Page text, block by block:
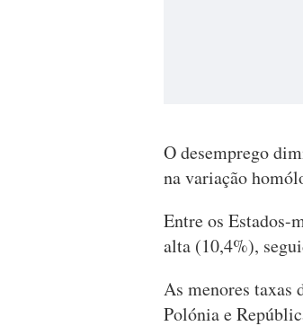
O desemprego
na variação
Entre os Estados-
alta (10,4%),
As menores taxas
Polónia e